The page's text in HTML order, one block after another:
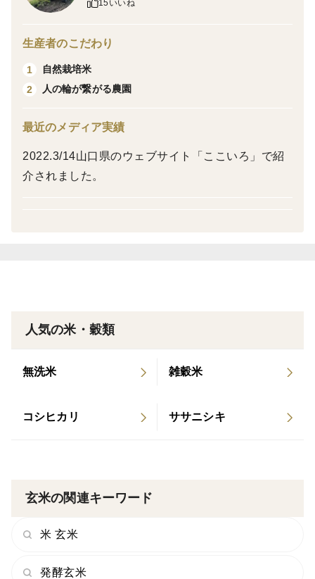
こちらは5kgのページとなります。
令和7年産分旭は10月中頃から収穫予定ですが予約多数
のため出品は未定です。ご理解のほど宜しくお願い致し
ます。
15いいね
生産者のこだわり
1
自然栽培米
2
人の輪が繋がる農園
最近のメディア実績
2022.3/14山口県のウェブサイト「ここいろ」で紹
介されました。
人気の米・穀類
無洗米 雑穀米
コシヒカリ ササニシキ
玄米の関連キーワード
米 玄米
発酵玄米